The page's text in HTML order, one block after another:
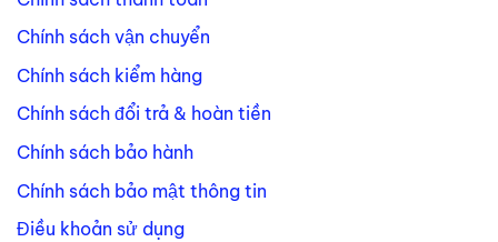
Chính sách vận chuyển
Chính sách kiểm hàng
Chính sách đổi trả & hoàn tiền
Chính sách bảo hành
Chính sách bảo mật thông tin
Điều khoản sử dụng